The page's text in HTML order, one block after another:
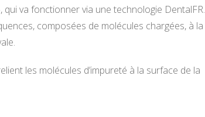
qui va fonctionner via une technologie DentalFR.
composées de molécules chargées, à la
les molécules d’impureté à la surface de la